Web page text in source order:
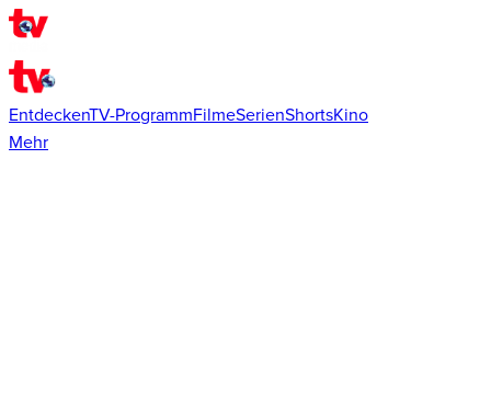
EntdeckenTV-ProgrammFilmeSerienShortsKino
Mehr